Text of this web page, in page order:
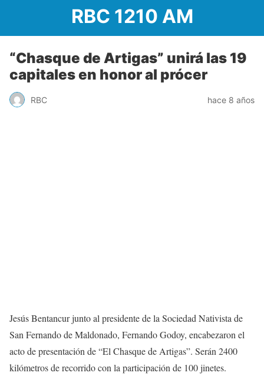
RBC 1210 AM
“Chasque de Artigas” unirá las 19
capitales en honor al prócer
RBC hace 8 años
Jesús Bentancur junto al presidente de la Sociedad Nativista de
San Fernando de Maldonado, Fernando Godoy, encabezaron el
acto de presentación de “El Chasque de Artigas”. Serán 2400
kilómetros de recorrido con la participación de 100 jinetes.